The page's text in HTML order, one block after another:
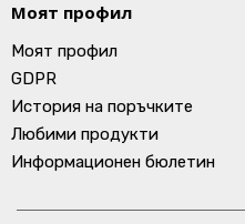
Моят профил
Моят профил
GDPR
История на поръчките
Любими продукти
Информационен бюлетин